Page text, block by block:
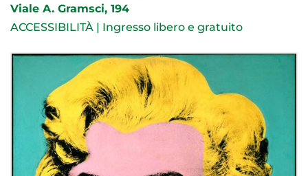
Viale A. Gramsci, 194
ACCESSIBILITÀ | Ingresso libero e gratuito